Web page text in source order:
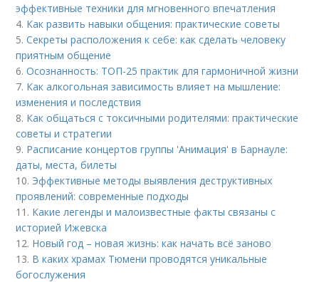
эффективные техники для мгновенного впечатления
4. Как развить навыки общения: практические советы
5.Секреты расположения к себе: как сделать человеку
приятным общение
6.Осознанность: ТОП-25 практик для гармоничной жизни
7. Как алкогольная зависимость влияет на мышление:
изменения и последствия
8. Как общаться с токсичными родителями: практические
советы и стратегии
9. Расписание концертов группы 'Анимация' в Барнауле:
даты, места, билеты
10. Эффективные методы выявления деструктивных
проявлений: современные подходы
11. Какие легенды и малоизвестные факты связаны с
историей Ижевска
12. Новый год – новая жизнь: как начать всё заново
13. В каких храмах Тюмени проводятся уникальные
богослужения